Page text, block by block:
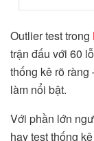
Outlier test trong
trận đấu với 60
thống kê rõ
làm nổi bật.
Với phần lớn
hay test thống